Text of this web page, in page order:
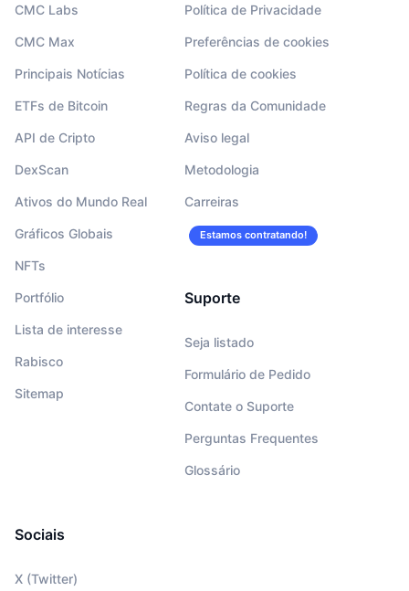
CMC Labs
CMC Max
Principais Notícias
ETFs de Bitcoin
API de Cripto
DexScan
Ativos do Mundo Real
Gráficos Globais
NFTs
Portfólio
Lista de interesse
Rabisco
Sitemap
Política de Privacidade
Preferências de cookies
Política de cookies
Regras da Comunidade
Aviso legal
Metodologia
Carreiras
Estamos contratando!
Suporte
Seja listado
Formulário de Pedido
Contate o Suporte
Perguntas Frequentes
Glossário
Sociais
X (Twitter)